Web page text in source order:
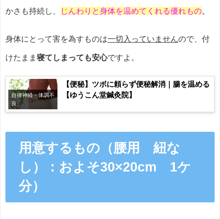
かさも持続し、 じんわりと身体を温めてくれる優れもの。
身体にとって害を為すものは一切入っていませんので、付
けたまま 寝てしまっても安心ですよ。
自律神経・体調不
良
【便秘】ツボに頼らず便秘解消｜腸を温める
【ゆうこん堂鍼灸院】
用意するもの（腰用 紐な
し）：およそ30×20cm 1ケ
分）